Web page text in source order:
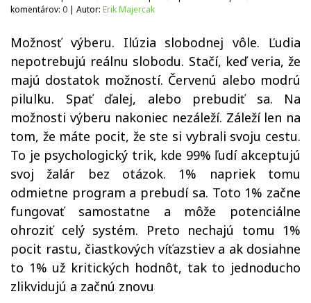
komentárov: 0 | Autor: Erik Majercak
Možnosť výberu. Ilúzia slobodnej vôle. Ľudia
nepotrebujú reálnu slobodu. Stačí, keď veria, že
majú dostatok možností. Červenú alebo modrú
pilulku. Spať ďalej, alebo prebudiť sa. Na
možnosti výberu nakoniec nezáleží. Záleží len na
tom, že máte pocit, že ste si vybrali svoju cestu.
To je psychologický trik, kde 99% ľudí akceptujú
svoj žalár bez otázok. 1% napriek tomu
odmietne program a prebudí sa. Toto 1% začne
fungovať samostatne a môže potenciálne
ohroziť celý systém. Preto nechajú tomu 1%
pocit rastu, čiastkových víťazstiev a ak dosiahne
to 1% už kritických hodnôt, tak to jednoducho
zlikvidujú a začnú znovu